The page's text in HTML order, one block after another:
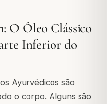
O Óleo Clássico
Inferior do
Ayurvédicos são
o corpo. Alguns são